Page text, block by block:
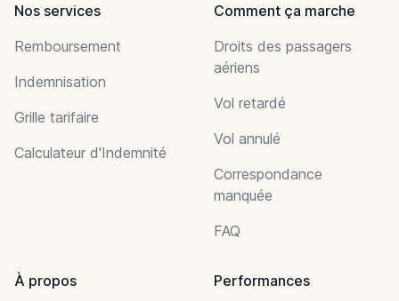
Nos services
Remboursement
Indemnisation
Grille tarifaire
Calculateur d'Indemnité
Comment ça marche
Droits des passagers
aériens
Vol retardé
Vol annulé
Correspondance
manquée
FAQ
À propos
Performances